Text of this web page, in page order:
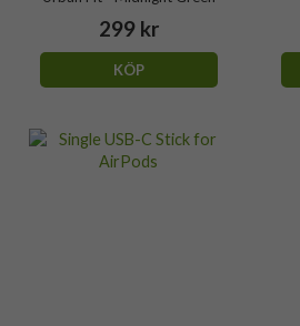
299 kr
KÖP